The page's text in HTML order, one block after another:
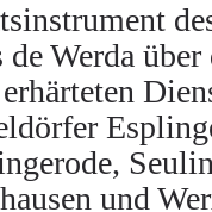
Werda über
und